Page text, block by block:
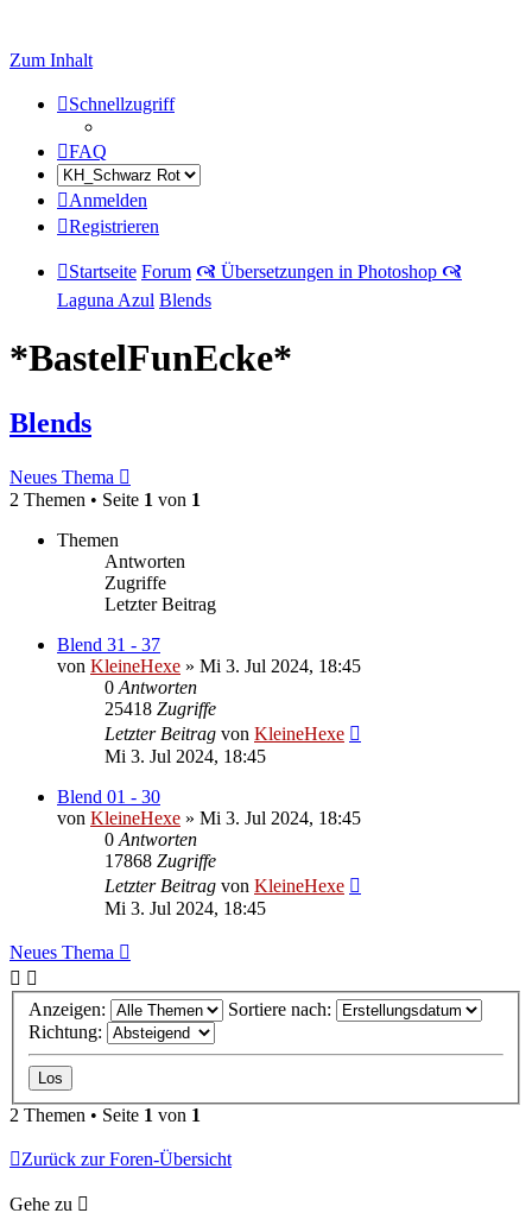
Zum Inhalt
Schnellzugriff
FAQ
Anmelden
Registrieren
Startseite Forum 🙧 Übersetzungen in Photoshop 🙧
Laguna Azul Blends
*BastelFunEcke*
Blends
Neues Thema
2 Themen • Seite 1 von 1
Themen
Antworten
Zugriffe
Letzter Beitrag
Blend 31 - 37
von KleineHexe » Mi 3. Jul 2024, 18:45
0 Antworten
25418 Zugriffe
Letzter Beitrag von KleineHexe
Mi 3. Jul 2024, 18:45
Blend 01 - 30
von KleineHexe » Mi 3. Jul 2024, 18:45
0 Antworten
17868 Zugriffe
Letzter Beitrag von KleineHexe
Mi 3. Jul 2024, 18:45
Neues Thema
Anzeigen:
Sortiere nach:
Richtung:
2 Themen • Seite 1 von 1
Zurück zur Foren-Übersicht
Gehe zu